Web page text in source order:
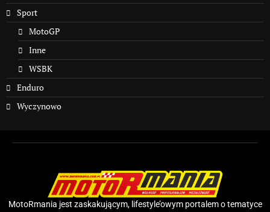
Sport
MotoGP
Inne
WSBK
Enduro
Wyczynowo
MotoRmania jest zaskakującym, lifestyle’owym portalem o tematyce